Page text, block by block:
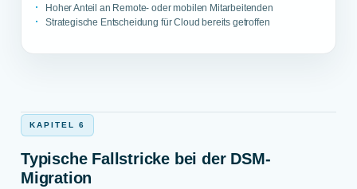
Hoher Anteil an Remote- oder mobilen Mitarbeitenden
Strategische Entscheidung für Cloud bereits getroffen
KAPITEL 6
Typische Fallstricke bei der DSM-
Migration